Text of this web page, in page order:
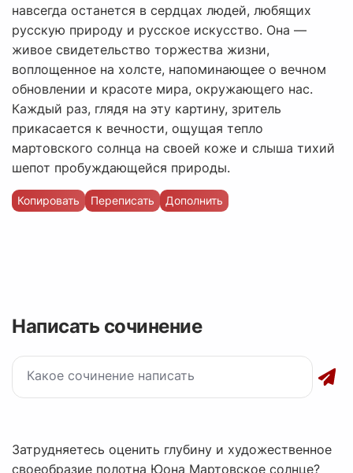
навсегда останется в сердцах людей, любящих
русскую природу и русское искусство. Она —
живое свидетельство торжества жизни,
воплощенное на холсте, напоминающее о вечном
обновлении и красоте мира, окружающего нас.
Каждый раз, глядя на эту картину, зритель
прикасается к вечности, ощущая тепло
мартовского солнца на своей коже и слыша тихий
шепот пробуждающейся природы.
Копировать Переписать Дополнить
Написать сочинение
Затрудняетесь оценить глубину и художественное
своеобразие полотна Юона Мартовское солнце?